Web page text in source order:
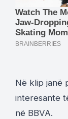
Në klip janë
interesante
në BBVA.